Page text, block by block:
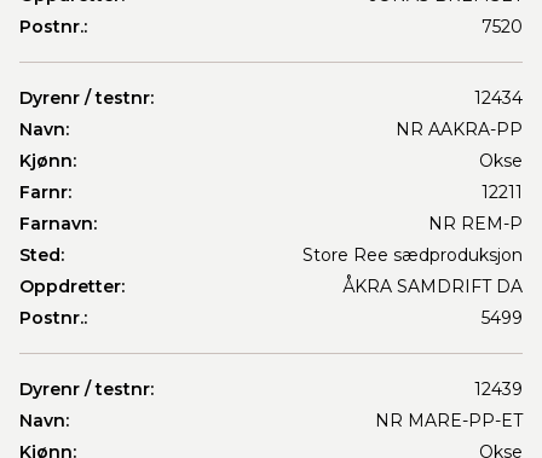
Postnr.:
7520
Dyrenr / testnr:
12434
Navn:
NR AAKRA-PP
Kjønn:
Okse
Farnr:
12211
Farnavn:
NR REM-P
Sted:
Store Ree sædproduksjon
Oppdretter:
ÅKRA SAMDRIFT DA
Postnr.:
5499
Dyrenr / testnr:
12439
Navn:
NR MARE-PP-ET
Kjønn:
Okse